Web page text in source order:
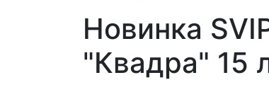
Новинка
"Квадра" 15